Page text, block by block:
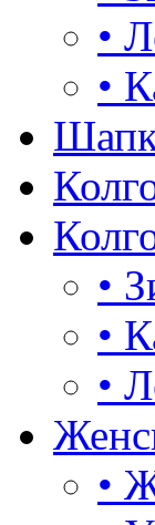
•
•
•
•
•
•